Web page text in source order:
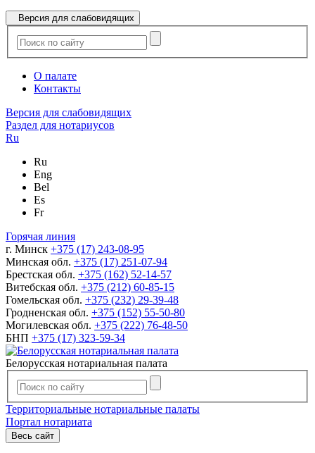
Версия для слабовидящих
О палате
Контакты
Версия для слабовидящих
Раздел для нотариусов
Ru
Ru
Eng
Bel
Es
Fr
Горячая линия
г. Минск +375 (17) 243-08-95
Минская обл. +375 (17) 251-07-94
Брестская обл. +375 (162) 52-14-57
Витебская обл. +375 (212) 60-85-15
Гомельская обл. +375 (232) 29-39-48
Гродненская обл. +375 (152) 55-50-80
Могилевская обл. +375 (222) 76-48-50
БНП +375 (17) 323-59-34
Белорусская нотариальная палата
Территориальные нотариальные палаты
Портал нотариата
Весь сайт